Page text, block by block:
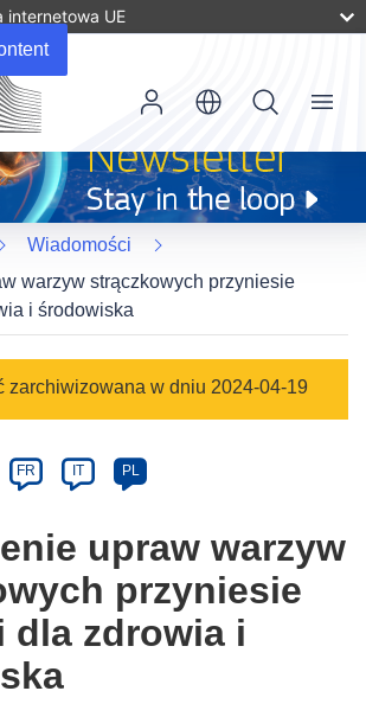
internetowa UE
Menu
Wiadomości
warzyw strączkowych przyniesie
i środowiska
zarchiwizowana w dniu 2024-04-19
FR IT PL
upraw warzyw
przyniesie
dla zdrowia i